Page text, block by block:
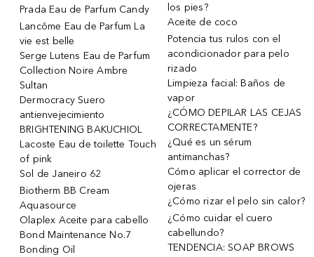
Prada Eau de Parfum Candy
Lancôme Eau de Parfum La
vie est belle
Serge Lutens Eau de Parfum
Collection Noire Ambre
Sultan
Dermocracy Suero
antienvejecimiento
BRIGHTENING BAKUCHIOL
Lacoste Eau de toilette Touch
of pink
Sol de Janeiro 62
Biotherm BB Cream
Aquasource
Olaplex Aceite para cabello
Bond Maintenance No.7
Bonding Oil
los pies?
Aceite de coco
Potencia tus rulos con el
acondicionador para pelo
rizado
Limpieza facial: Baños de
vapor
¿CÓMO DEPILAR LAS CEJAS
CORRECTAMENTE?
¿Qué es un sérum
antimanchas?
Cómo aplicar el corrector de
ojeras
¿Cómo rizar el pelo sin calor?
¿Cómo cuidar el cuero
cabellundo?
TENDENCIA: SOAP BROWS